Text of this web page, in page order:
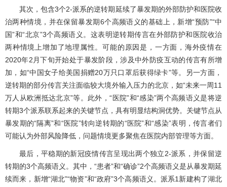
其次，包含3个2-派系的逆转期延续了暴发期的外部防护和医院收
治两种情境，并在保留暴发期6个高频语义的基础上，新增“预防”“中
国”和“北京”3个高频语义。这表明逆转期传言在外部防护和医院收治
两种情境上增加了地理属性。可能的原因是，一方面，海外疫情在
2020年2月下旬开始处于暴发阶段，涉及中外防疫互动的传言有所增
加，如“中国女子给美国捐赠20万只口罩后获得绿卡”等。另一方面，
逆转期的部分传言关注面临较大境外输入压力的北京，如“未来一周11
万人从欧洲抵达北京”等。此外，“医院”和“感染”两个高频语义是将逆
转期3个派系联系起来的关键节点，具有明显结构洞优势。关键节点从
暴发期的“隔离”和“医院”转向逆转期的“医院”和“感染”表明，传言者们
可能认为外部风险降低，问题情境更多聚焦在医院内部管理等方面。
最后，平稳期的新冠疫情传言呈现出两个独立2-派系，并保留逆
转期的3个高频语义。其中，“患者”和“确诊”2个高频语义是从暴发期延
续而来，新增“湖北”“物资”和“政府”3个高频语义。派系1新建构了湖北